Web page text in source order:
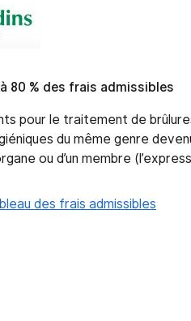
80 % des frais admissibles
pour le traitement de
du même genre
ou d’un membre
des frais admissibles